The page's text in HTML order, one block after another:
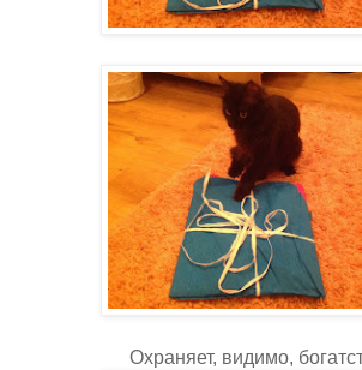
Охраняет, видимо,